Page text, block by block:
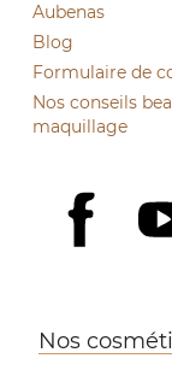
Aubenas
Blog
Formulaire de
Nos conseils
maquillage
Nos